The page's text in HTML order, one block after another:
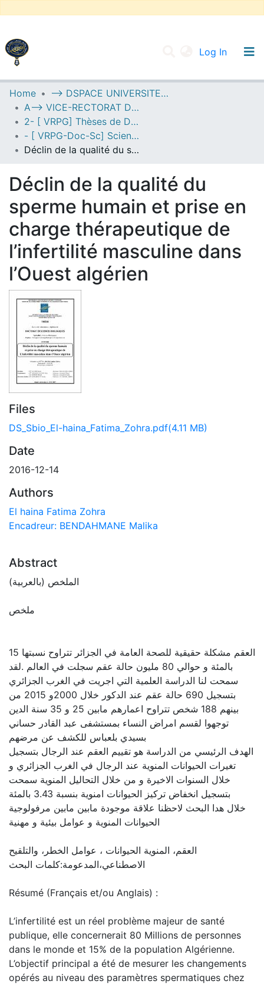
Log In
UNIVERSITY OF D.L SIDI BEL ABBES
Communities & Collections
All of DSpace
Statistics
Home
--> DSPACE UNIVERSITE DJILALLI LIABES DE SIDI BEL ABBES
A--> VICE-RECTORAT DE LA POST-GRADUATION
2- [ VRPG] Thèses de Doctorat en Sciences
- [ VRPG-Doc-Sc] Sciences biologiques --- علوم بيولوجية
Déclin de la qualité du sperme humain et prise en charge thérapeutique de l’infertilité masculine dans l’Ouest algérien
Déclin de la qualité du
sperme humain et prise en
charge thérapeutique de
l’infertilité masculine dans
l’Ouest algérien
Files
DS_Sbio_El-haina_Fatima_Zohra.pdf(4.11 MB)
Date
2016-12-14
Authors
El haina Fatima Zohra
Encadreur: BENDAHMANE Malika
Abstract
الملخص (بالعربية)
ملخص
العقم مشكلة حقيقية للصحة العامة في الجزائر تتراوح نسبتها 15
بالمئة و حوالي 80 مليون حالة عقم سجلت في العالم .لقد
سمحت لنا الدراسة العلمية التي اجريت في الغرب الجزائري
بتسجيل 690 حالة عقم عند الدكور خلال 2000و 2015 من
بينهم 188 شخص تتراوح اعمارهم مابين 25 و 35 سنة الدين
توجهوا لقسم امراض النساء بمستشفى عبد القادر حساني
بسيدي بلعباس للكشف عن مرضهم
الهدف الرئيسي من الدراسة هو تقييم العقم عند الرجال بتسجيل
تغيرات الحيوانات المنوية عند الرجال في الغرب الجزائري و
خلال السنوات الاخيرة و من خلال التحاليل المنوية سمحت
بتسجيل انخفاض تركيز الحيوانات امنوية بنسبة 3.43 بالمئة
خلال هدا البحث لاحظنا علاقة موجودة مابين مابين مرفولوجية
الحيوانات المنوية و عوامل بيئية و مهنية
العقم، المنوية الحيوانات ، عوامل الخطر، والتلقيح
الاصطناعي،المدعومة:كلمات البحث
Résumé (Français et/ou Anglais) :
L’infertilité est un réel problème majeur de santé
publique, elle concernerait 80 Millions de personnes
dans le monde et 15% de la population Algérienne.
L’objectif principal a été de mesurer les changements
opérés au niveau des paramètres spermatiques chez